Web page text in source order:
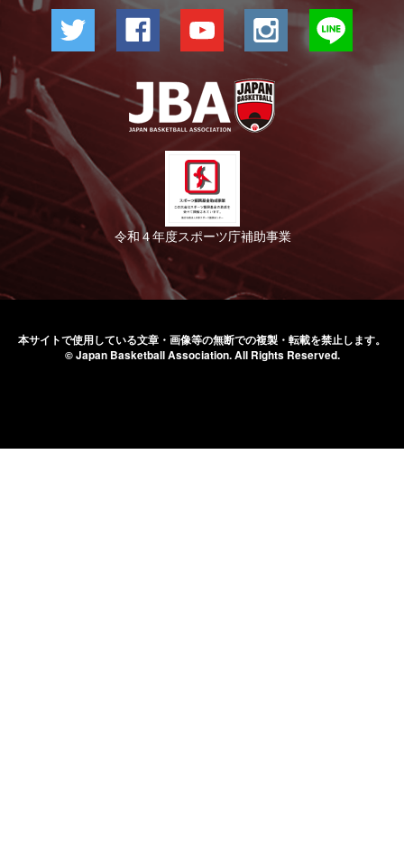
令和４年度スポーツ庁補助事業
本サイトで使用している文章・画像等の無断での複製・転載を禁止します。
© Japan Basketball Association.All Rights Reserved.